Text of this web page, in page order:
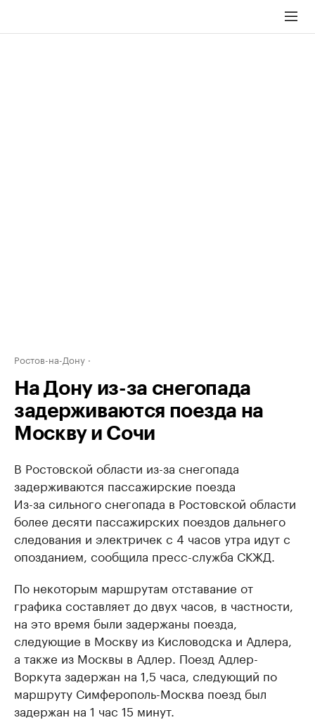
Ростов-на-Дону
На Дону из-за снегопада
задерживаются поезда на
Москву и Сочи
В Ростовской области из-за снегопада
задерживаются пассажирские поезда
Из-за сильного снегопада в Ростовской области
более десяти пассажирских поездов дальнего
следования и электричек с 4 часов утра идут с
опозданием, сообщила пресс-служба СКЖД.
По некоторым маршрутам отставание от
графика составляет до двух часов, в частности,
на это время были задержаны поезда,
следующие в Москву из Кисловодска и Адлера,
а также из Москвы в Адлер. Поезд Адлер-
Воркута задержан на 1,5 часа, следующий по
маршруту Симферополь-Москва поезд был
задержан на 1 час 15 минут.